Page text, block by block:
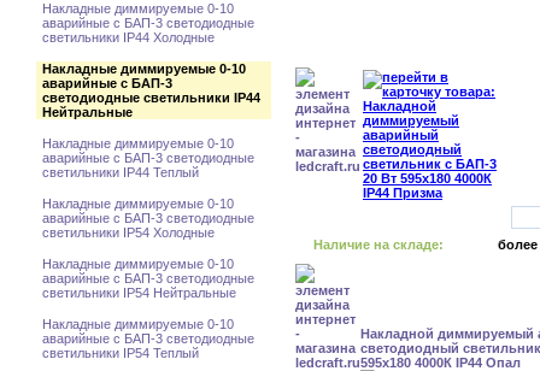
Накладные диммируемые 0-10
аварийные с БАП-3 светодиодные
светильники IP44 Холодные
Накладные диммируемые 0-10
аварийные с БАП-3
светодиодные светильники IP44
Нейтральные
Накладные диммируемые 0-10
аварийные с БАП-3 светодиодные
светильники IP44 Теплый
Накладные диммируемые 0-10
аварийные с БАП-3 светодиодные
светильники IP54 Холодные
Накладные диммируемые 0-10
аварийные с БАП-3 светодиодные
светильники IP54 Нейтральные
Накладные диммируемые 0-10
аварийные с БАП-3 светодиодные
светильники IP54 Теплый
Наличие на складе: более
Накладной диммируемый
светодиодный
595x180 4000К IP44 Опал